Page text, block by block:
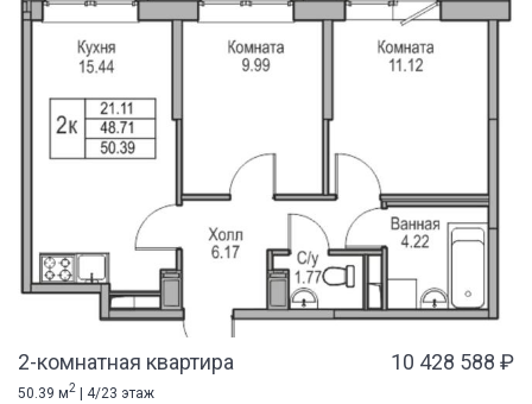
2-комнатная квартира 10 428 588 ₽
50.39 м2
| 4/23 этаж